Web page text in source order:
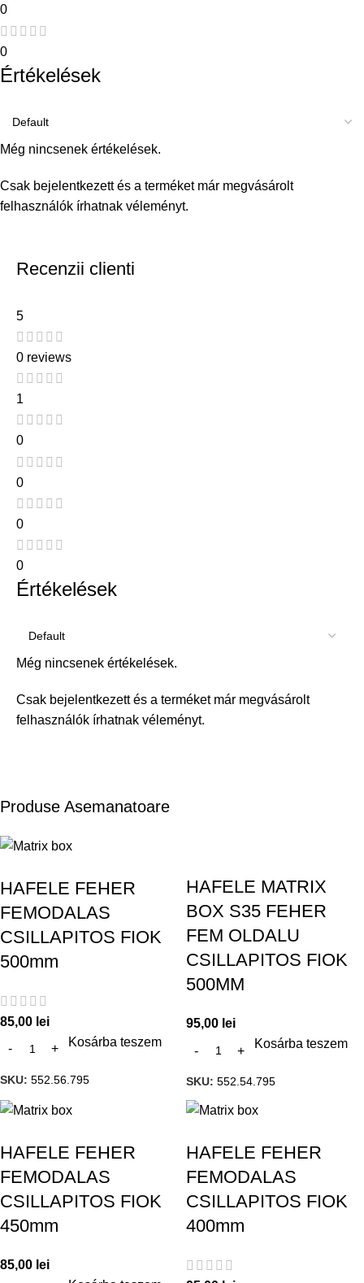
0
0
Értékelések
Még nincsenek értékelések.
Csak bejelentkezett és a terméket már megvásárolt
felhasználók írhatnak véleményt.
Recenzii clienti
5
0 reviews
1
0
0
0
0
Értékelések
Még nincsenek értékelések.
Csak bejelentkezett és a terméket már megvásárolt
felhasználók írhatnak véleményt.
Produse Asemanatoare
HAFELE FEHER
FEMODALAS
CSILLAPITOS FIOK
500mm
85,00 lei
Kosárba teszem
SKU: 552.56.795
HAFELE MATRIX
BOX S35 FEHER
FEM OLDALU
CSILLAPITOS FIOK
500MM
95,00 lei
Kosárba teszem
SKU: 552.54.795
HAFELE FEHER
FEMODALAS
CSILLAPITOS FIOK
450mm
85,00 lei
HAFELE FEHER
FEMODALAS
CSILLAPITOS FIOK
400mm